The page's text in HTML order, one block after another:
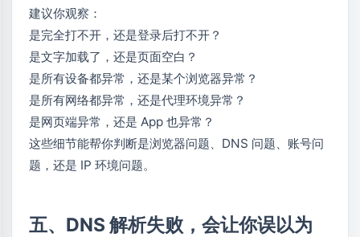
建议你观察：
是完全打不开，还是登录后打不开？
是文字加载了，还是页面空白？
是所有设备都异常，还是某个浏览器异常？
是所有网络都异常，还是代理环境异常？
是网页端异常，还是 App 也异常？
这些细节能帮你判断是浏览器问题、DNS 问题、账号问
题，还是 IP 环境问题。
五、DNS 解析失败，会让你误以为